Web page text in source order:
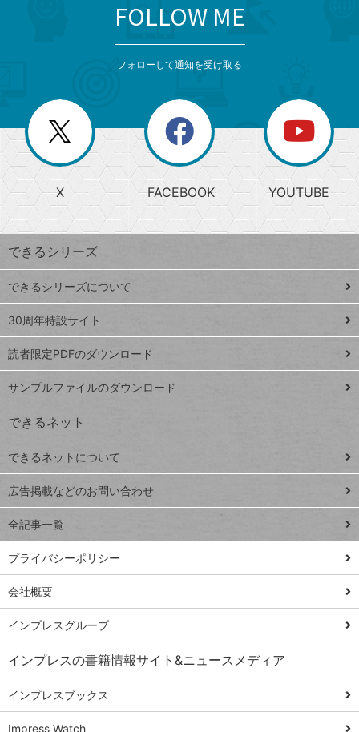
じ
る
search
検
索
上
昇
ワ
ー
ド
Google
スプレ
ッドシ
ート
iPhone
VLOOKUP
close
閉じ
る
閉
じ
る
ー
か
ら
探
す
ト
ッ
プ
ペ
ジ
連載
Excel Q&A
トイアンナ流仕
事術
ではじめる業務
の完全自動化
AI議事録作成術
Windows 11
Q&A
Teams踏み込み
活用術
Excel講師の仕事
FOLLOW ME
フォローして通知を受け取る
X FACEBOOK YOUTUBE
できるシリーズ
できるシリーズについて
30周年特設サイト
読者限定PDFのダウンロード
サンプルファイルのダウンロード
できるネット
できるネットについて
広告掲載などのお問い合わせ
全記事一覧
プライバシーポリシー
会社概要
インプレスグループ
インプレスの書籍情報サイト&ニュースメディア
インプレスブックス
Impress Watch